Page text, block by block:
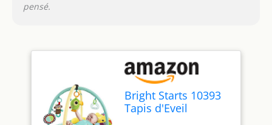
pensé.
Bright Starts 10393
Tapis d'Eveil